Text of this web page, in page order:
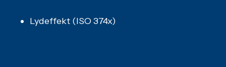
Lydeffekt (ISO 374x)